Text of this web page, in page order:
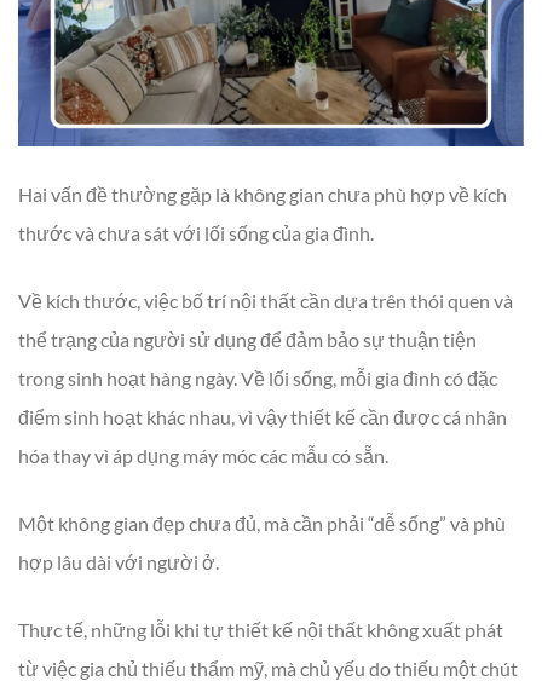
Hai vấn đề thường gặp là không gian chưa phù hợp về kích
thước và chưa sát với lối sống của gia đình.
Về kích thước, việc bố trí nội thất cần dựa trên thói quen và
thể trạng của người sử dụng để đảm bảo sự thuận tiện
trong sinh hoạt hàng ngày. Về lối sống, mỗi gia đình có đặc
điểm sinh hoạt khác nhau, vì vậy thiết kế cần được cá nhân
hóa thay vì áp dụng máy móc các mẫu có sẵn.
Một không gian đẹp chưa đủ, mà cần phải “dễ sống” và phù
hợp lâu dài với người ở.
Thực tế, những lỗi khi tự thiết kế nội thất không xuất phát
từ việc gia chủ thiếu thẩm mỹ, mà chủ yếu do thiếu một chút